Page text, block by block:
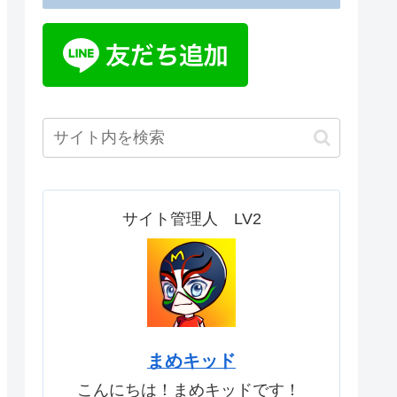
サイト管理人 LV2
まめキッド
こんにちは！まめキッドです！